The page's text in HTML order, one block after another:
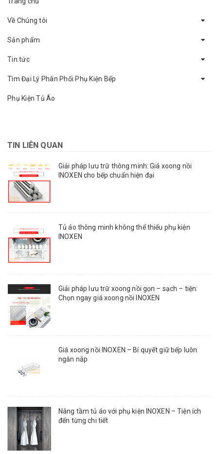
Về Chúng tôi
Sản phẩm
Tin tức
Tìm Đại Lý Phân Phối Phụ Kiện Bếp
Phụ Kiện Tủ Áo
TIN LIÊN QUAN
Giải pháp lưu trữ thông minh: Giá xoong nồi
INOXEN cho bếp chuẩn hiện đại
Tủ áo thông minh không thể thiếu phụ kiện
INOXEN
Giải pháp lưu trữ xoong nồi gọn – sạch – tiện:
Chọn ngay giá xoong nồi INOXEN
Giá xoong nồi INOXEN – Bí quyết giữ bếp luôn
ngăn nắp
Nâng tầm tủ áo với phụ kiện INOXEN – Tiện ích
đến từng chi tiết